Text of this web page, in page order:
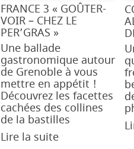
FRANCE 3 « GOÛTER-
VOIR – CHEZ LE
PER’GRAS »
Une ballade
gastronomique autour
de Grenoble à vous
mettre en appétit !
Découvrez les facettes
cachées des collines
de la bastilles
Lire la suite